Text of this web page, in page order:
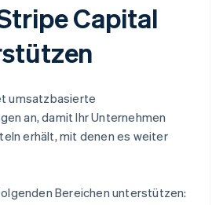
Capital
umsatzbasierte
an, damit Ihr Unternehmen
erhält, mit denen es weiter
Bereichen unterstützen: